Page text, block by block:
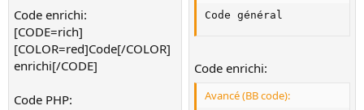
Code enrichi:
[CODE=rich]
[COLOR=red]Code[/COLOR]
enrichi[/CODE]
Code PHP:
Code général
Code enrichi:
Avancé (BB code):